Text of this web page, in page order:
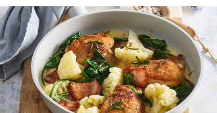
Články
TV Program
Škola vaření
Recepty z TV